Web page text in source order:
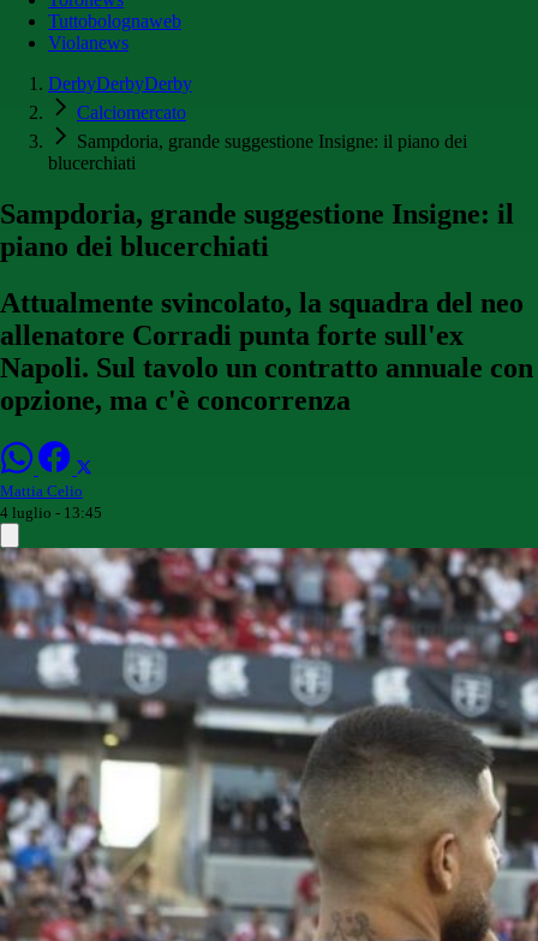
Tuttobolognaweb
Violanews
DerbyDerbyDerby
Calciomercato
Sampdoria, grande suggestione Insigne: il piano dei
blucerchiati
Sampdoria, grande suggestione Insigne: il
piano dei blucerchiati
Attualmente svincolato, la squadra del neo
allenatore Corradi punta forte sull'ex
Napoli. Sul tavolo un contratto annuale con
opzione, ma c'è concorrenza
Mattia Celio
4 luglio - 13:45